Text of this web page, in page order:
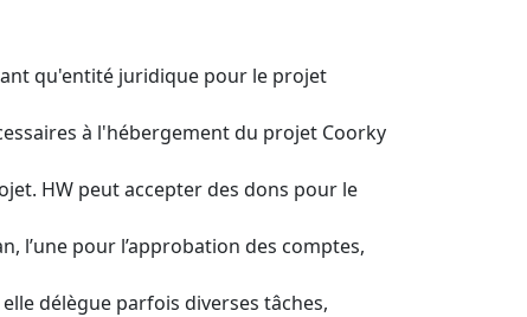
qu'entité juridique pour le projet
à l'hébergement du projet Coorky
HW peut accepter des dons pour le
l’une pour l’approbation des comptes,
délègue parfois diverses tâches,